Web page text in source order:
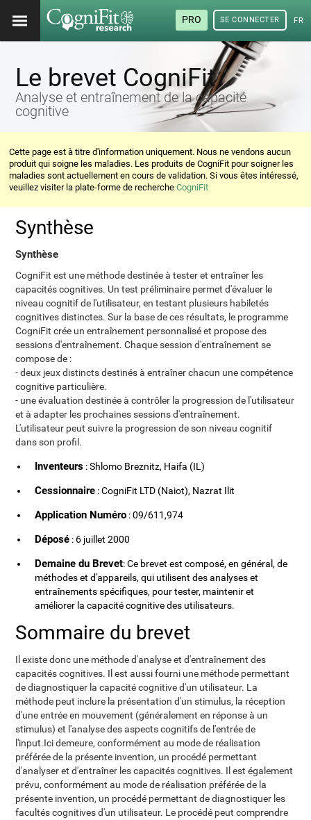
PRO SE CONNECTER
Le brevet CogniFit
Analyse et entraînement de la capacité
cognitive
Cette page est à titre d'information uniquement. Nous ne vendons aucun
produit qui soigne les maladies. Les produits de CogniFit pour soigner les
maladies sont actuellement en cours de validation. Si vous êtes intéressé,
veuillez visiter la plate-forme de rechercheCogniFit
Synthèse
Synthèse
CogniFit est une méthode destinée à tester et entraîner les
capacités cognitives. Un test préliminaire permet d'évaluer le
niveau cognitif de l'utilisateur, en testant plusieurs habiletés
cognitives distinctes. Sur la base de ces résultats, le programme
CogniFit crée un entraînement personnalisé et propose des
sessions d'entraînement. Chaque session d'entraînement se
compose de :
- deux jeux distincts destinés à entraîner chacun une compétence
cognitive particulière.
- une évaluation destinée à contrôler la progression de l'utilisateur
et à adapter les prochaines sessions d'entraînement.
L'utilisateur peut suivre la progression de son niveau cognitif
dans son profil.
Inventeurs : Shlomo Breznitz, Haifa (IL)
Cessionnaire : CogniFit LTD (Naiot), Nazrat Ilit
Application Numéro : 09/611,974
Déposé : 6 juillet 2000
Demaine du Brevet: Ce brevet est composé, en général, de
méthodes et d'appareils, qui utilisent des analyses et
entraînements spécifiques, pour tester, maintenir et
améliorer la capacité cognitive des utilisateurs.
Sommaire du brevet
Il existe donc une méthode d'analyse et d'entraînement des
capacités cognitives. Il est aussi fourni une méthode permettant
de diagnostiquer la capacité cognitive d'un utilisateur. La
méthode peut inclure la présentation d'un stimulus, la réception
d'une entrée en mouvement (généralement en réponse à un
stimulus) et l'analyse des aspects cognitifs de l'entrée de
l'input.Ici demeure, conformément au mode de réalisation
préférée de la présente invention, un procédé permettant
d'analyser et d'entraîner les capacités cognitives. Il est également
prévu, conformément au mode de réalisation préférée de la
présente invention, un procédé permettant de diagnostiquer les
facultés cognitives d'un utilisateur. Le procédé peut comprendre